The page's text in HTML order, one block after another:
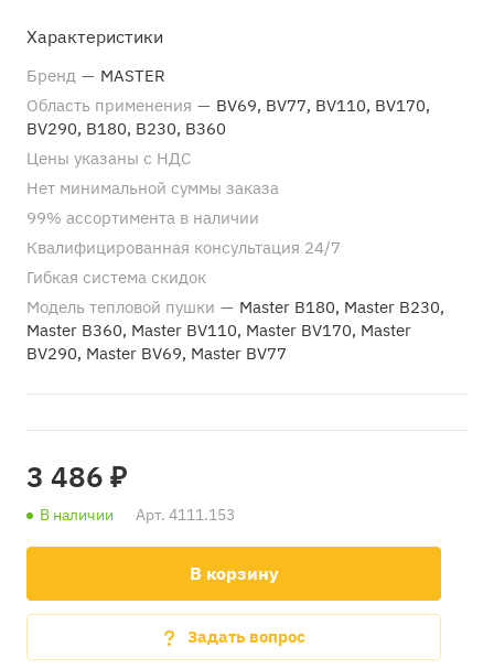
Характеристики
Бренд — MASTER
Область применения — BV69, BV77, BV110, BV170,
BV290, B180, B230, B360
Цены указаны с НДС
Нет минимальной суммы заказа
99% ассортимента в наличии
Квалифицированная консультация 24/7
Гибкая система скидок
Модель тепловой пушки — Master B180, Master B230,
Master B360, Master BV110, Master BV170, Master
BV290, Master BV69, Master BV77
3 486 ₽
В наличии Арт. 4111.153
В корзину
Задать вопрос